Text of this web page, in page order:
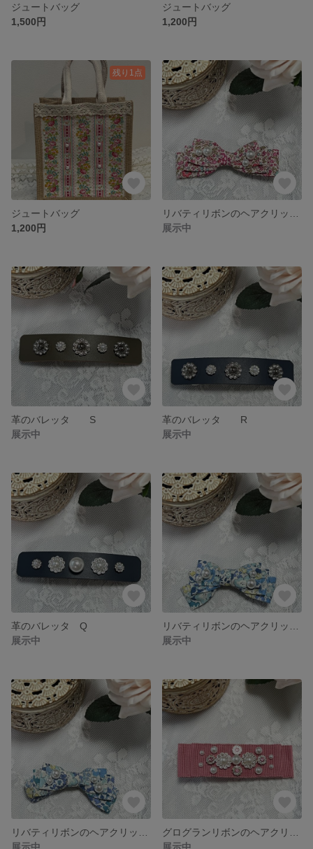
ジュートバッグ
1,500円
ジュートバッグ
1,200円
残り1点
ジュートバッグ
1,200円
展示中
革のバレッタ S
展示中
革のバレッタ R
展示中
革のバレッタ Q
展示中
展示中
展示中
展示中